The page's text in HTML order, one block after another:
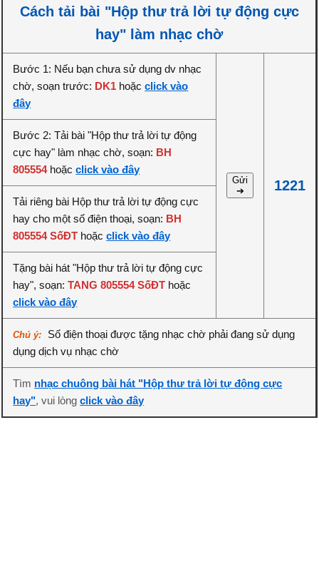
Cách tải bài "Hộp thư trả lời tự động cực
hay" làm nhạc chờ
Bước 1: Nếu bạn chưa sử dụng dv nhạc
chờ, soạn trước: DK1 hoặcclick vào
đây
Gửi
➔
1221
Bước 2: Tải bài "Hộp thư trả lời tự động
cực hay" làm nhạc chờ, soạn: BH
805554hoặcclick vào đây
Tải riêng bài Hộp thư trả lời tự động cực
hay cho một số điện thoại, soạn: BH
805554 SốĐT hoặcclick vào đây
Tặng bài hát "Hộp thư trả lời tự động cực
hay", soạn:TANG 805554 SốĐT hoặc
click vào đây
Chú ý:
Số điện thoại được tặng nhạc chờ phải đang sử dụng
dụng dịch vụ nhạc chờ
Tìm nhạc chuông bài hát "Hộp thư trả lời tự động cực
hay", vui lòngclick vào đây